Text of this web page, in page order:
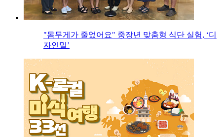
"몸무게가 줄었어요" 중장년 맞춤형 식단 실험, ‘디
자인밀’